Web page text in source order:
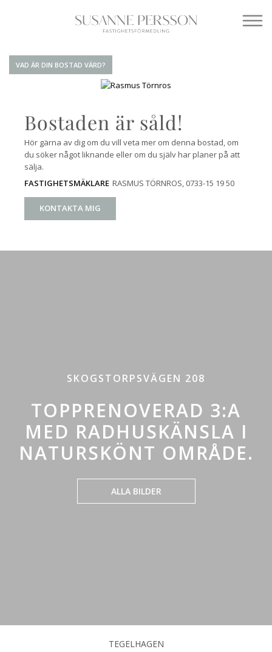
VAD ÄR DIN BOSTAD VÄRD?
Bostaden är såld!
Hör gärna av dig om du vill veta mer om denna bostad, om
du söker något liknande eller om du själv har planer på att
sälja.
FASTIGHETSMÄKLARE RASMUS TÖRNROS , 0733-15 19 50
KONTAKTA MIG
SKOGSTORPSVÄGEN 208
TOPPRENOVERAD 3:A
MED RADHUSKÄNSLA I
NATURSKÖNT OMRÅDE.
ALLA BILDER
TEGELHAGEN